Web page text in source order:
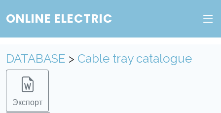
ONLINE ELECTRIC
DATABASE > Cable tray catalogue
Экспорт
Электрик" без ограничений.